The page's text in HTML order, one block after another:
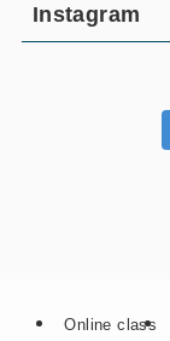
Instagram
Online class